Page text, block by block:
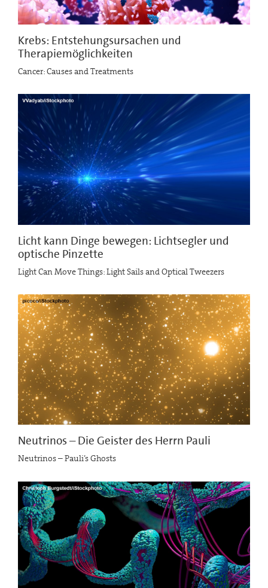
Krebs: Entstehungsursachen und
Therapiemöglichkeiten
Cancer: Causes and Treatments
Licht kann Dinge bewegen: Lichtsegler und
optische Pinzette
Light Can Move Things: Light Sails and Optical Tweezers
Neutrinos – Die Geister des Herrn Pauli
Neutrinos – Pauli’s Ghosts